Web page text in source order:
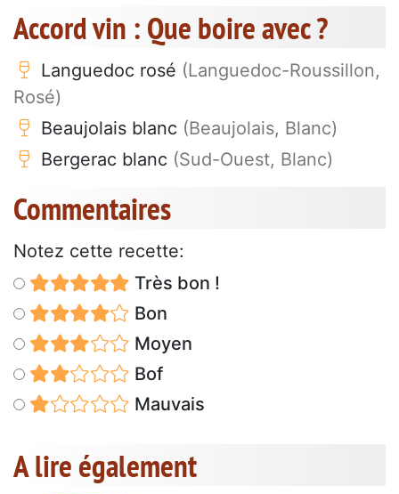
Accord vin : Que boire avec ?
Languedoc rosé (Languedoc-Roussillon,
Rosé)
Beaujolais blanc (Beaujolais, Blanc)
Bergerac blanc (Sud-Ouest, Blanc)
Commentaires
Notez cette recette:
Très bon !
Bon
Moyen
Bof
Mauvais
A lire également